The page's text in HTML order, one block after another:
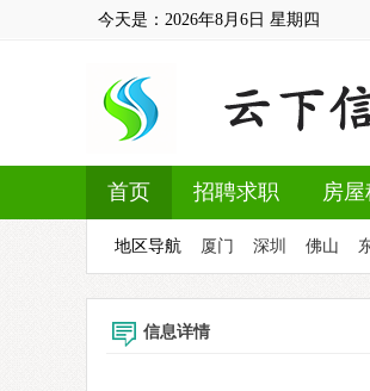
今天是： 2026年8月6日 星期四
首页 招聘求职 房屋
地区导航 厦门 深圳 佛山
信息详情